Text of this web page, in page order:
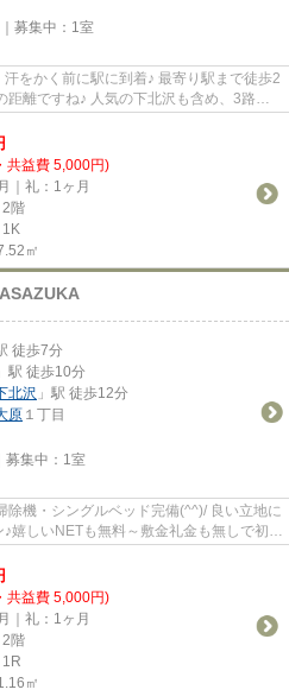
募集中： 1室
をかく前に駅に到着♪ 最寄り駅まで徒歩2
離ですね♪ 人気の下北沢も含め、3路線
共益費 5,000円)
｜礼：1ヶ月
2階
㎡
徒歩7分
」駅 徒歩10分
北沢 」駅 徒歩12分
原 １丁目
集中： 1室
機・シングルベッド完備(^^)/ 良い立地に
嬉しいNETも無料～敷金礼金も無しで初期
共益費 5,000円)
｜礼：1ヶ月
2階
㎡